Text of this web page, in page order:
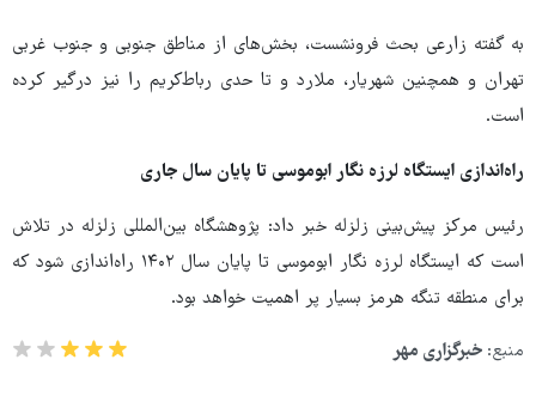
به گفته زارعی بحث فرونشست، بخش‌های از مناطق جنوبی و جنوب غربی
تهران و همچنین شهریار، ملارد و تا حدی رباط‌کریم را نیز درگیر کرده
است.
راه‌اندازی ایستگاه لرزه نگار ابوموسی تا پایان سال جاری
رئیس مرکز پیش‌بینی زلزله خبر داد: پژوهشگاه بین‌المللی زلزله در تلاش
است که ایستگاه لرزه نگار ابوموسی تا پایان سال ۱۴۰۲ راه‌اندازی شود که
برای منطقه تنگه هرمز بسیار پر اهمیت خواهد بود.
منبع: خبرگزاری مهر